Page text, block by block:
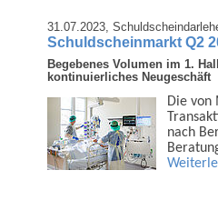
31.07.2023,
Schuldscheinmarkt Q2
Begebenes Volumen im 1.
kontinuierliches Neugeschäft
Die von
nach